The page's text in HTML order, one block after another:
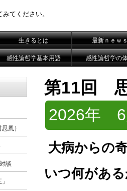
てください。
生きるとは 最新ｎｅｗ
感性論哲学基本用語 感性論哲学の
第11回
2026年
大病からの
いつ何があ
風）
談